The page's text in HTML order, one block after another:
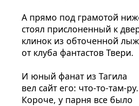
А прямо под грамотой
стоял прислоненный к
клинок из обточенной
от клуба фантастов Твери.
И юный фанат из Тагила
вел сайт его: что-то-там-ру.
Короче, у парня все было